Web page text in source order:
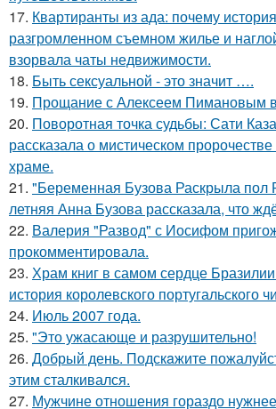
17. Квартиранты из ада: почему
разгромленном съемном жилье и
взорвала чаты недвижимости.
18. Быть сексуальной - это значит ….
19. Прощание с Алексеем Пимановым
20. Поворотная точка судьбы: Сати
рассказала о мистическом
храме.
21. "Беременная Бузова Раскрыла пол
летняя Анна Бузова рассказала, что
22. Валерия "Развод" с Иосифом
прокомментировала.
23. Храм книг в самом сердце
история королевского португальского
24. Июль 2007 года.
25. "Это ужасающе и разрушительно!
26. Добрый день. Подскaжите
этим сталкивался.
27. Мужчине отношения гораздо